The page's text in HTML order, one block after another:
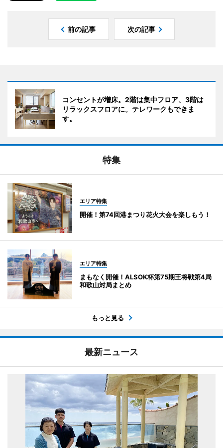
前の記事 次の記事
コンセントが増床。2階は集中フロア、3階は
リラックスフロアに。テレワークもできま
す。
特集
エリア特集
開催！第74回港まつり花火大会を楽しもう！
エリア特集
まもなく開催！ALSOK杯第75期王将戦第4局
和歌山対局まとめ
もっと見る
最新ニュース